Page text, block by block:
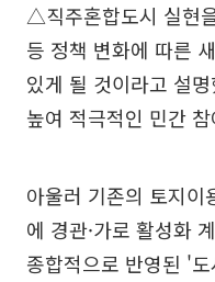
△직주혼합도시 실현
등 정책 변화에 따른
있게 될 것이라고 설
높여 적극적인 민간
아울러 기존의 토지이
에 경관·가로 활성화
종합적으로 반영된 '